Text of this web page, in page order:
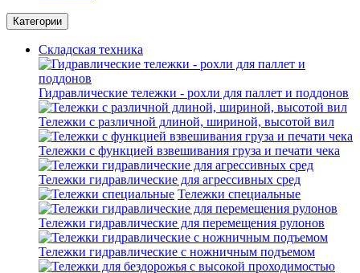
Категории
Складская техника
Гидравлические тележки - рохли для паллет и поддонов
Тележки с различной длиной, шириной, высотой вил
Тележки с функцией взвешивания груза и печати чека
Тележки гидравлические для агрессивных сред
Тележки специальные
Тележки гидравлические для перемещения рулонов
Тележки гидравлические с ножничным подъемом